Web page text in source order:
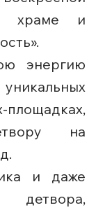
храме и
энергию
на
и даже